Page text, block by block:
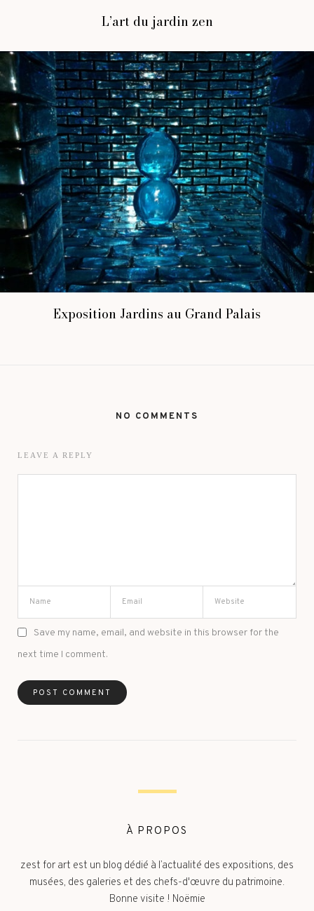
L’art du jardin zen
Exposition Jardins au Grand Palais
NO COMMENTS
LEAVE A REPLY
Save my name, email, and website in this browser for the
next time I comment.
À PROPOS
zest for art est un blog dédié à l’actualité des expositions, des
musées, des galeries et des chefs-d'œuvre du patrimoine.
Bonne visite ! Noëmie